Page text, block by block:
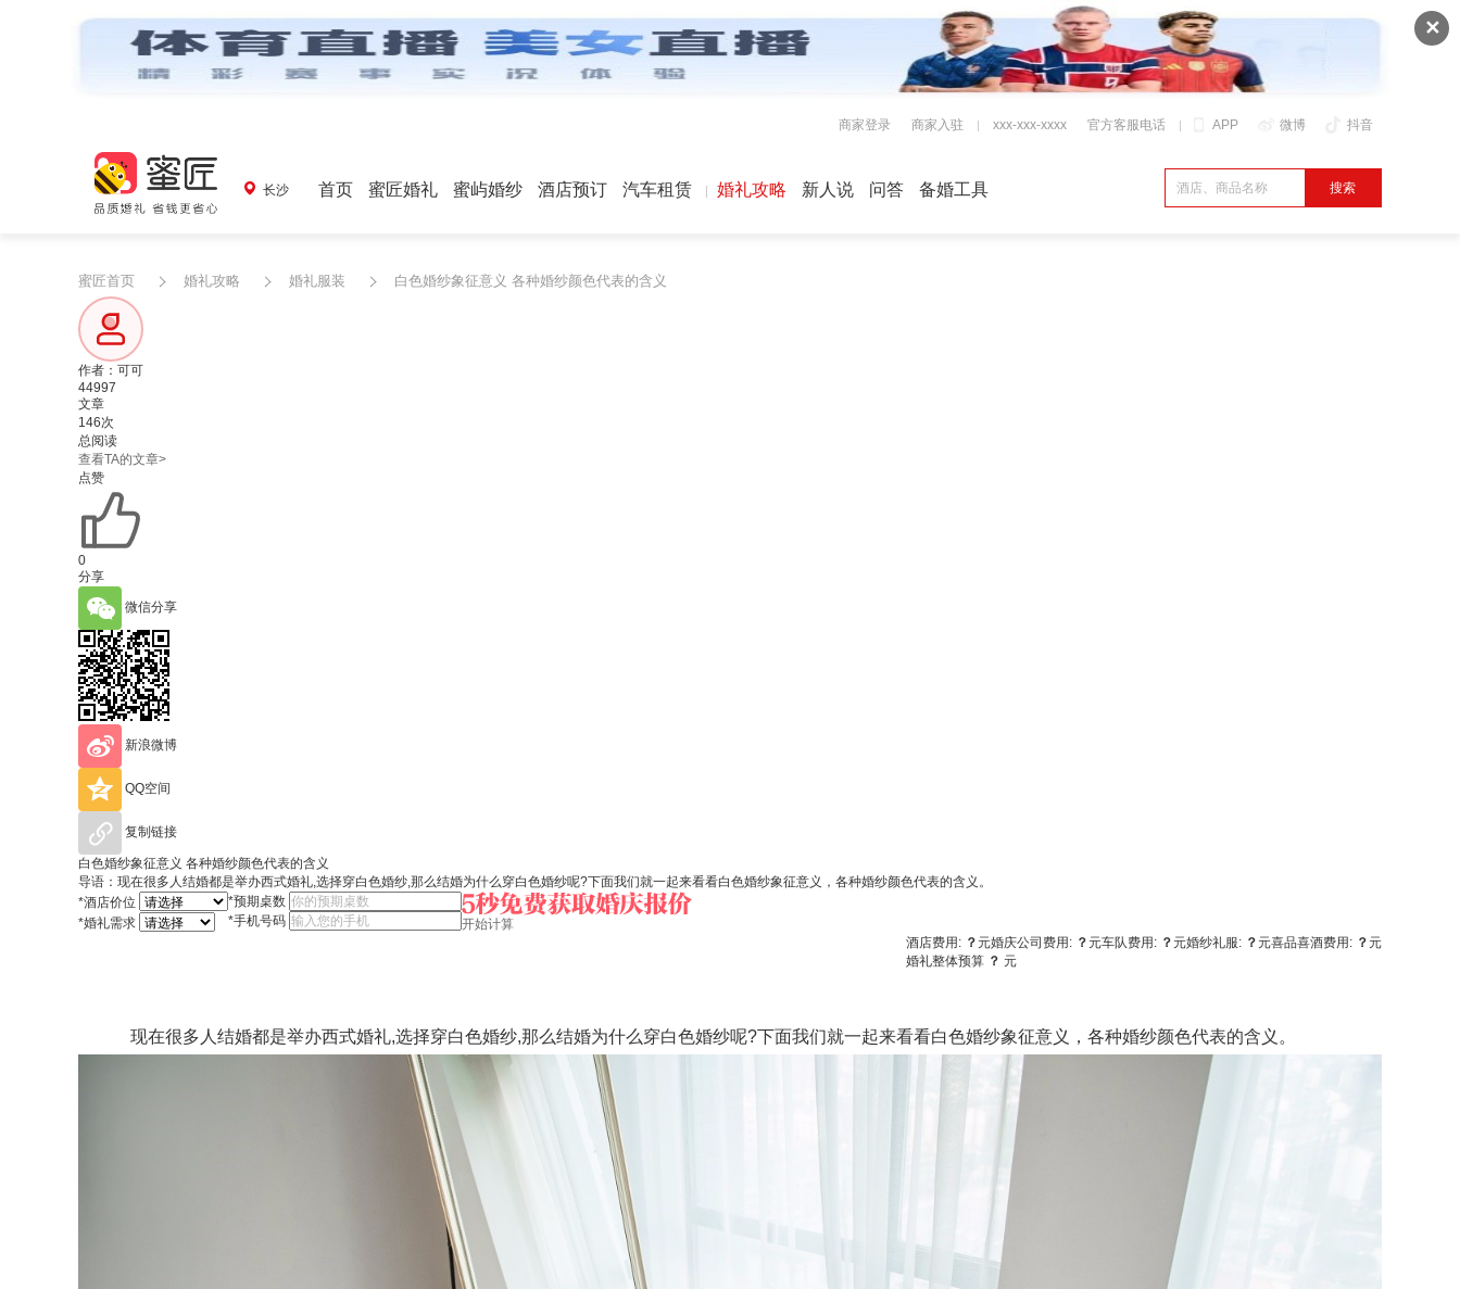
✕
APP 微博 抖音
商家登录 商家入驻 xxx-xxx-xxxx 官方客服电话
长沙 首页 蜜匠婚礼 蜜屿婚纱 酒店预订 汽车租赁 婚礼攻略 新人说 问答 备婚工具
蜜匠首页 婚礼攻略 婚礼服装 白色婚纱象征意义 各种婚纱颜色代表的含义
作者：可可
44997
文章
146次
总阅读
查看TA的文章>
点赞
0
分享
微信分享
新浪微博
QQ空间
复制链接
白色婚纱象征意义 各种婚纱颜色代表的含义
导语：现在很多人结婚都是举办西式婚礼,选择穿白色婚纱,那么结婚为什么穿白色婚纱呢?下面我们就一起来看看白色婚纱象征意义，各种婚纱颜色代表的含义。
*酒店价位
*婚礼需求
*预期桌数
*手机号码
开始计算
酒店费用: ？元婚庆公司费用: ？元车队费用: ？元婚纱礼服: ？元喜品喜酒费用: ？元
婚礼整体预算 ？ 元
现在很多人结婚都是举办西式婚礼,选择穿白色婚纱,那么结婚为什么穿白色婚纱呢?下面我们就一起来看看白色婚纱象征意义，各种婚纱颜色代表的含义。